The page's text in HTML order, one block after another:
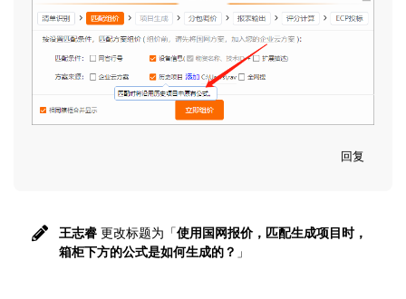
回复
王志睿 更改标题为「使用国网报价，匹配生成项目时，
箱柜下方的公式是如何生成的？ 」